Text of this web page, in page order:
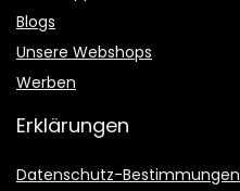
Blogs
Unsere Webshops
Werben
Erklärungen
Datenschutz-Bestimmungen